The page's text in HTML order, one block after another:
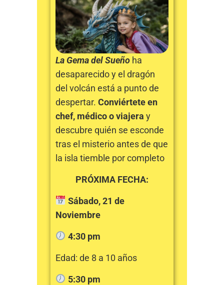
La Gema del Sueño ha
desaparecido y el dragón
del volcán está a punto de
despertar. Conviértete en
chef, médico o viajera y
descubre quién se esconde
tras el misterio antes de que
la isla tiemble por completo
PRÓXIMA FECHA:
Sábado, 21 de
Noviembre
4:30 pm
Edad: de 8 a 10 años
5:30 pm